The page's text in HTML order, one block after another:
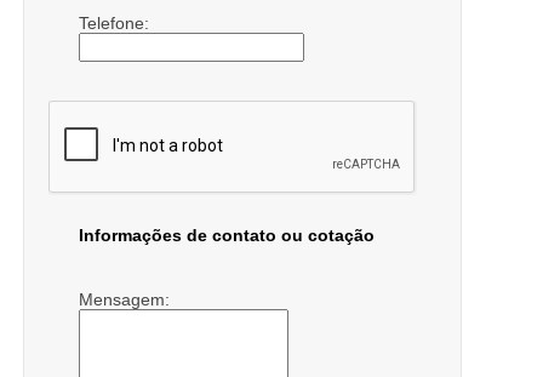
Telefone:
Informações de contato ou cotação
Mensagem: